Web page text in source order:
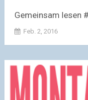
Gemeinsam lesen
Feb. 2, 2016